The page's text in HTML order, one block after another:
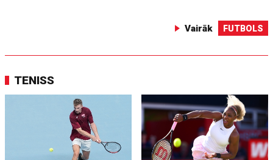
Vairāk FUTBOLS
TENISS